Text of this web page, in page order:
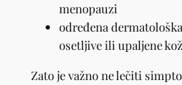
menopauzi
određena
osetljive ili upaljene
Zato je važno ne lečiti